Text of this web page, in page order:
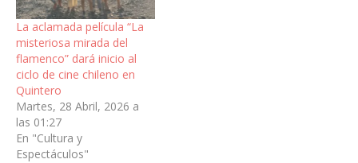
La aclamada película “La
misteriosa mirada del
flamenco” dará inicio al
ciclo de cine chileno en
Quintero
Martes, 28 Abril, 2026 a
las 01:27
En "Cultura y
Espectáculos"